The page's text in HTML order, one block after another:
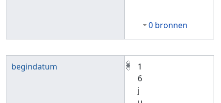
0 bronnen
begindatum
1
6
j